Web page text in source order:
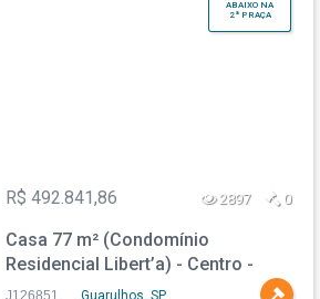
ABAIXO NA
2ª PRAÇA
R$ 492.841,86 2897 0
Casa 77 m² (Condomínio
Residencial Libert’a) - Centro -
Guarulhos - SP
J126851 Guarulhos, SP